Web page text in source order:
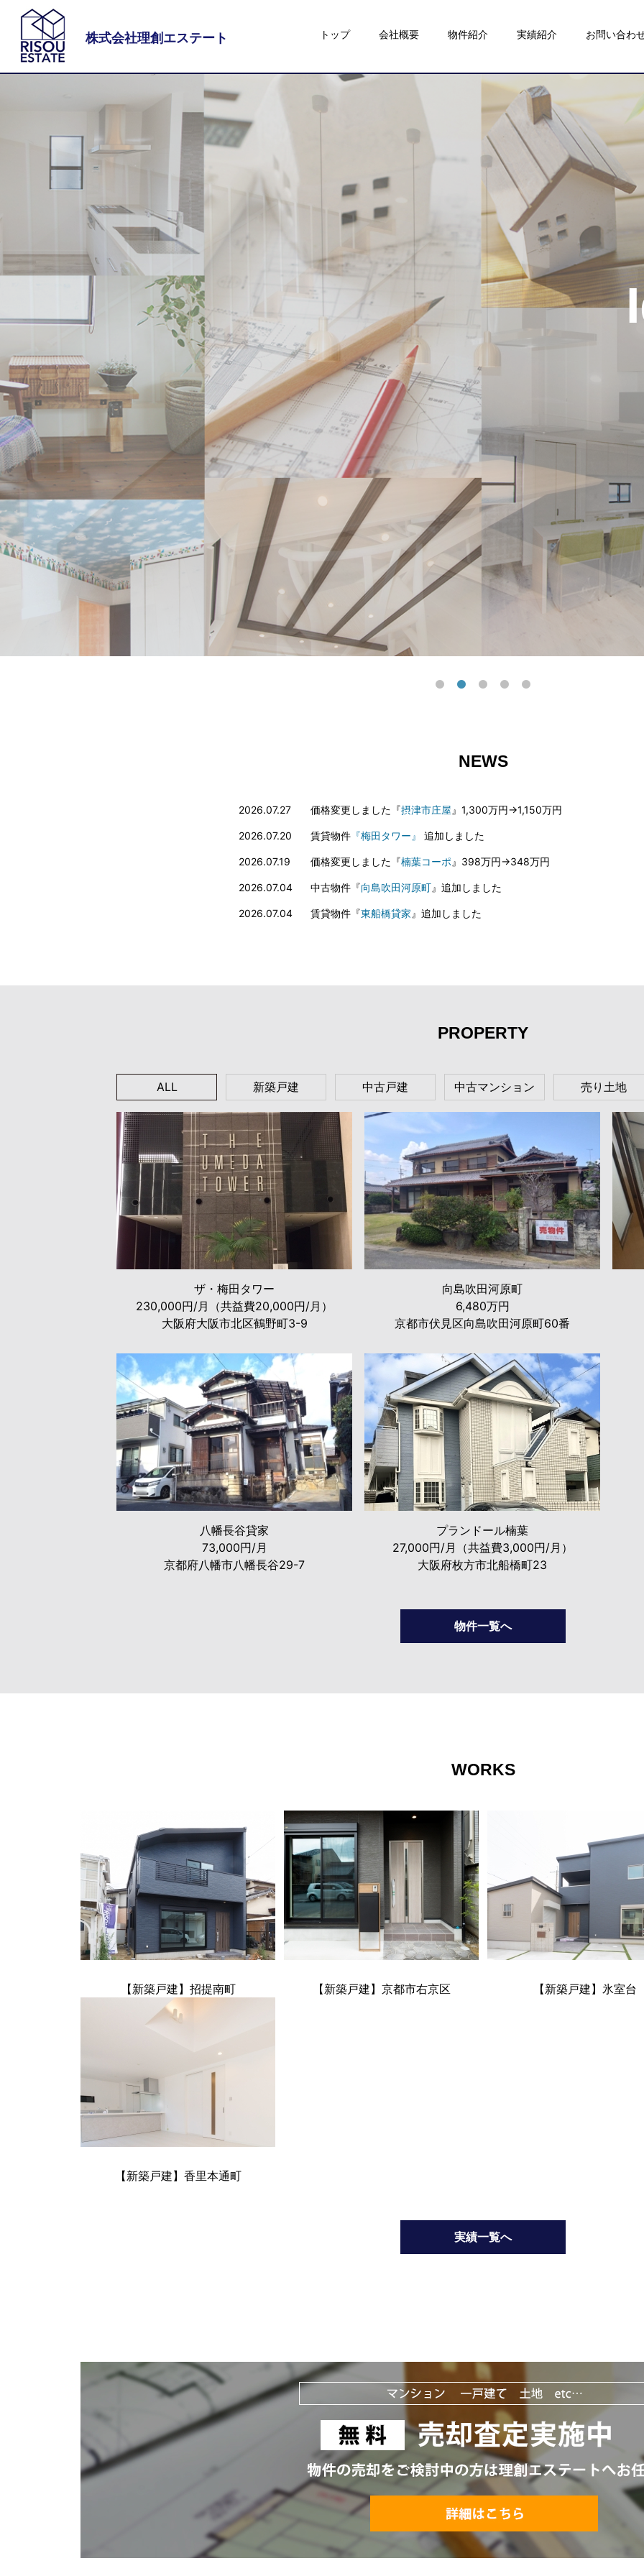
株式会社理創エステート トップ 会社概要 物件紹介 実績紹介 お問い合わ
NEWS
2026.07.27 価格変更しました『摂津市庄屋 』1,300万円→1,150万円
2026.07.20 賃貸物件 『梅田タワー』 追加しました
2026.07.19 価格変更しました『楠葉コーポ 』398万円→348万円
2026.07.04 中古物件『向島吹田河原町』追加しました
2026.07.04 賃貸物件『東船橋貸家 』追加しました
PROPERTY
ALL 新築戸建 中古戸建 中古マンション 売り土地
ザ・梅田タワー
230,000円/月（共益費20,000円/月）
大阪府大阪市北区鶴野町3-9
向島吹田河原町
6,480万円
京都市伏見区向島吹田河原町60番
八幡長谷貸家
73,000円/月
京都府八幡市八幡長谷29-7
プランドール楠葉
27,000円/月（共益費3,000円/月）
大阪府枚方市北船橋町23
物件一覧へ
WORKS
【新築戸建】招提南町 【新築戸建】京都市右京区 【新築戸建】氷室台
【新築戸建】香里本通町
実績一覧へ